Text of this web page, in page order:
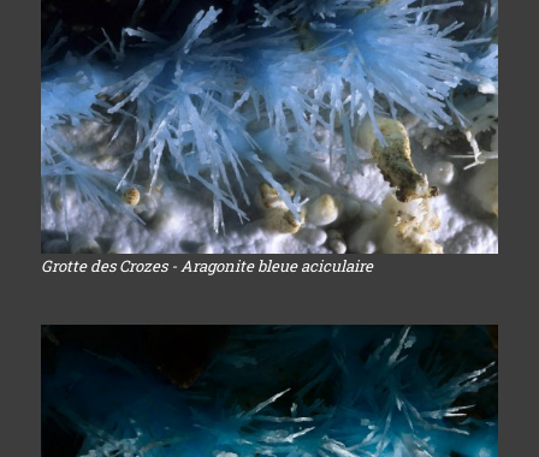
Grotte des Crozes - Aragonite bleue aciculaire